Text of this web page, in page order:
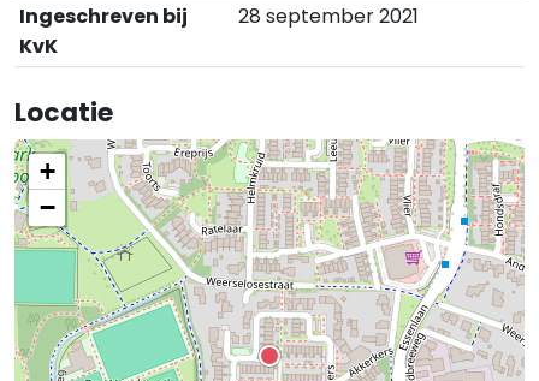
Ingeschreven bij
KvK
28 september 2021
Locatie
+
−